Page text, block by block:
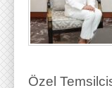
Özel